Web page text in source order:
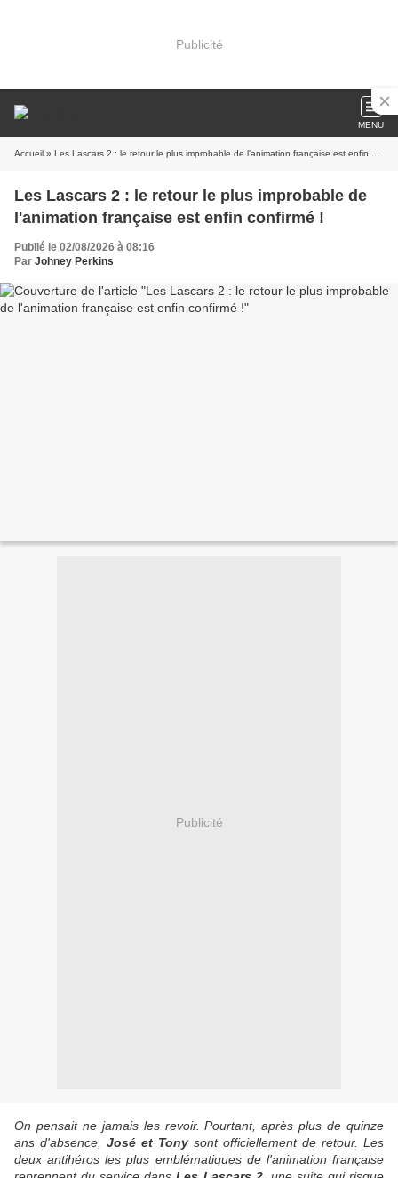
Publicité
MENU
Accueil » Les Lascars 2 : le retour le plus improbable de l'animation française est enfin confirmé !
Les Lascars 2 : le retour le plus improbable de
l'animation française est enfin confirmé !
Publié le 02/08/2026 à 08:16
Par Johney Perkins
Publicité
On pensait ne jamais les revoir. Pourtant, après plus de quinze
ans d'absence, José et Tony sont officiellement de retour. Les
deux antihéros les plus emblématiques de l'animation française